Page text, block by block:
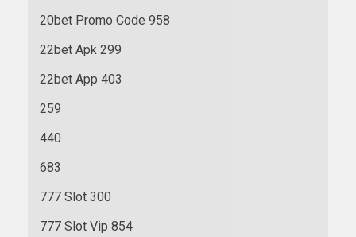
20bet Promo Code 958
22bet Apk 299
22bet App 403
259
440
683
777 Slot 300
777 Slot Vip 854